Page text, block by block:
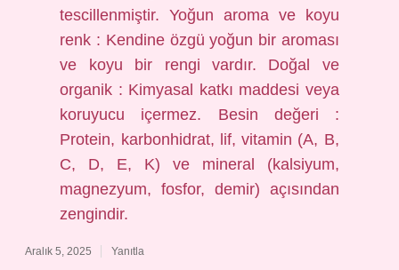
tescillenmiştir. Yoğun aroma ve koyu
renk : Kendine özgü yoğun bir aroması
ve koyu bir rengi vardır. Doğal ve
organik : Kimyasal katkı maddesi veya
koruyucu içermez. Besin değeri :
Protein, karbonhidrat, lif, vitamin (A, B,
C, D, E, K) ve mineral (kalsiyum,
magnezyum, fosfor, demir) açısından
zengindir.
Aralık 5, 2025 Yanıtla